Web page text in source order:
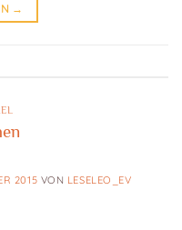
→
2015 VON LESELEO_EV